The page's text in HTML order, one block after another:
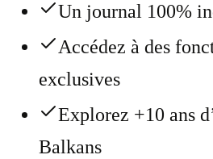
Un journal 100%
Accédez à des
exclusives
Explorez +10 ans
Balkans